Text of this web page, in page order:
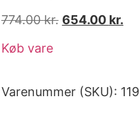
774.00kr. 654.00 kr.
Køb vare
Varenummer (SKU):